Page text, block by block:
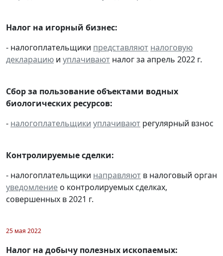
Налог на игорный бизнес:
- налогоплательщики представляют налоговую
декларацию и уплачивают налог за апрель 2022 г.
Сбор за пользование объектами водных
биологических ресурсов:
- налогоплательщики уплачивают регулярный взнос
Контролируемые сделки:
- налогоплательщики направляют в налоговый орган
уведомление о контролируемых сделках,
совершенных в 2021 г.
25 мая 2022
Налог на добычу полезных ископаемых: